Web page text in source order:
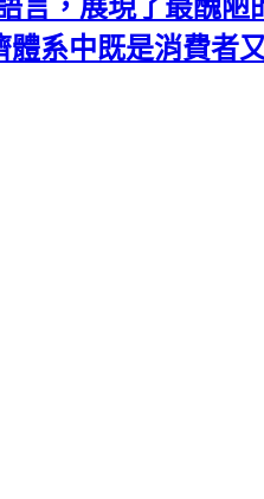
言，展現了最醜
系中既是消費者